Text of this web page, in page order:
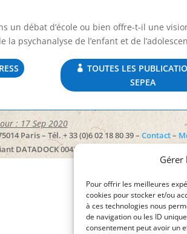
Gérer
Pour offrir les meilleures
cookies pour stocker et/ou
à ces technologies nous
de navigation ou les ID
consentement peut avoir un
un débat d’école ou bien offre-t-il une
psychanalyse de l’enfant et de
TOUTES LES
SEPEA
: 17 Sep 2020
Paris – Tél. + 33 (0)6 02 18 80 39 – Contact–
DATADOCK 0043976